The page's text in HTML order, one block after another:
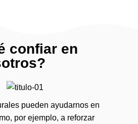
confiar en
pueden ayudarnos en
por ejemplo, a reforzar